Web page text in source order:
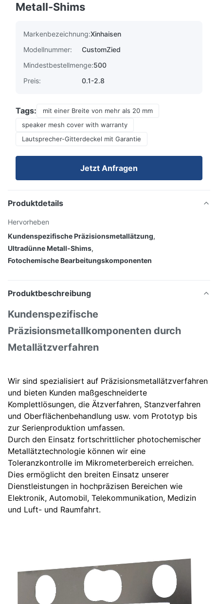
Metall-Shims
Markenbezeichnung:Xinhaisen
Modellnummer:
CustomZied
Mindestbestellmenge:500
Preis:
0.1-2.8
Tags:
mit einer Breite von mehr als 20 mm
speaker mesh cover with warranty
Lautsprecher-Gitterdeckel mit Garantie
Jetzt Anfragen
Produktdetails
Hervorheben
Kundenspezifische Präzisionsmetallätzung,
Ultradünne Metall-Shims,
Fotochemische Bearbeitungskomponenten
Produktbeschreibung
Kundenspezifische
Präzisionsmetallkomponenten durch
Metallätzverfahren
Wir sind spezialisiert auf Präzisionsmetallätzverfahren
und bieten Kunden maßgeschneiderte
Komplettlösungen, die Ätzverfahren, Stanzverfahren
und Oberflächenbehandlung usw. vom Prototyp bis
zur Serienproduktion umfassen.
Durch den Einsatz fortschrittlicher photochemischer
Metallätztechnologie können wir eine
Toleranzkontrolle im Mikrometerbereich erreichen.
Dies ermöglicht den breiten Einsatz unserer
Dienstleistungen in hochpräzisen Bereichen wie
Elektronik, Automobil, Telekommunikation, Medizin
und Luft- und Raumfahrt.